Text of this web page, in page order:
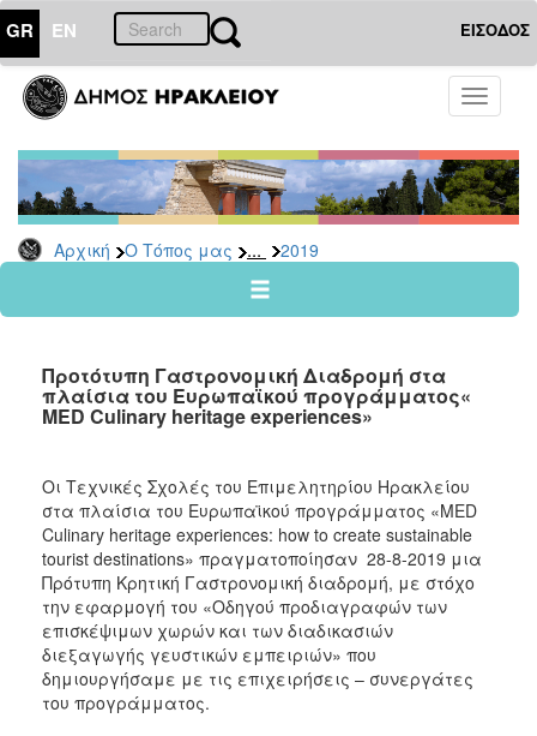
GR EN ΕΙΣΟΔΟΣ
Toggle
Αρχική Ο Τόπος μας ... 2019
ΤΟΠΟΣ
ΜΑΣ
Ανακοινώσεις
Αρχείο
2026
2024
2022
2021
2019
2018
2017
2016
2015
2012
2011
Προτότυπη Γαστρονομική Διαδρομή στα
πλαίσια του Ευρωπαϊκού προγράμματος«
MED Culinary heritage experiences»
Οι Τεχνικές Σχολές του Επιμελητηρίου Ηρακλείου
στα πλαίσια του Ευρωπαϊκού προγράμματος «MED
Culinary heritage experiences: how to create sustainable
tourist destinations» πραγματοποίησαν 28-8-2019 μια
Πρότυπη Κρητική Γαστρονομική διαδρομή, με στόχο
την εφαρμογή του «Οδηγού προδιαγραφών των
επισκέψιμων χωρών και των διαδικασιών
διεξαγωγής γευστικών εμπειριών» που
δημιουργήσαμε με τις επιχειρήσεις – συνεργάτες
του προγράμματος.